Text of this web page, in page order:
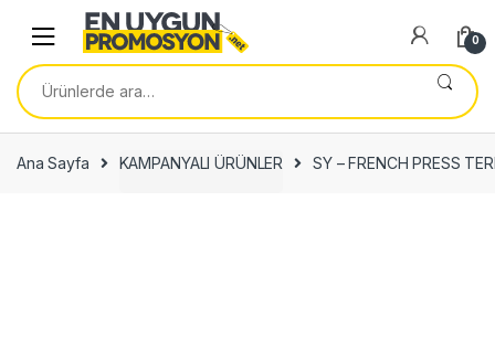
navigation
content
0
Ara:
Ana Sayfa KAMPANYALI ÜRÜNLER SY – FRENCH PRESS